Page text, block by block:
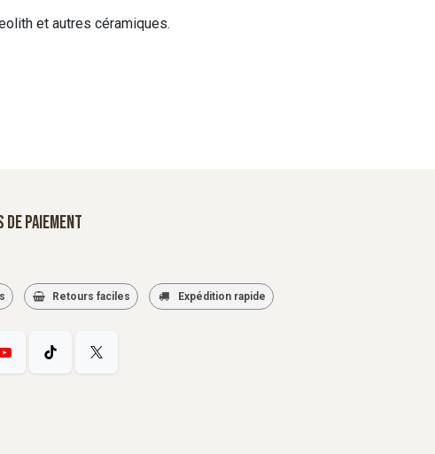
et autres céramiques.
de paiement
Retours faciles Expédition rapide